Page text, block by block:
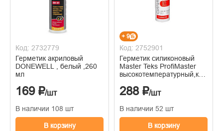
Код: 2732779
Герметик акриловый
DONEWELL , белый ,260
мл
169 ₽/шт
В наличии 108 шт
В корзину
+ 9
Код: 2752901
Герметик силиконовый
Master Teks ProfiMaster
288 ₽/шт
В наличии 52 шт
В корзину